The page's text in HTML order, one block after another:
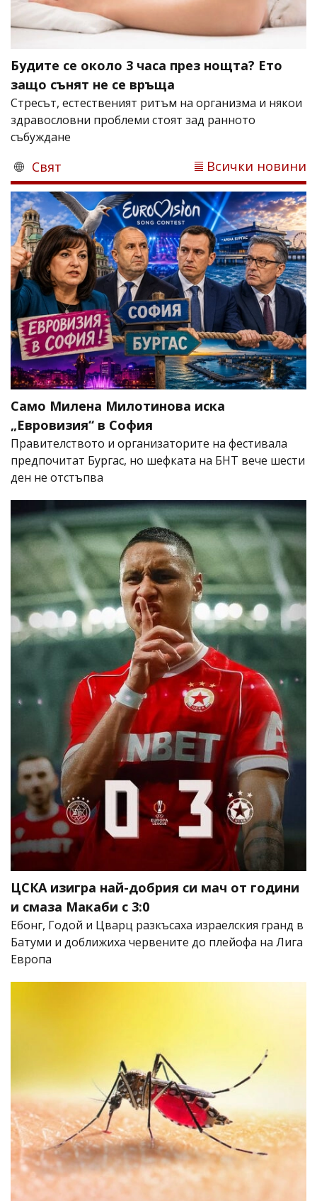
Будите се около 3 часа през нощта? Ето
защо сънят не се връща
Стресът, естественият ритъм на организма и някои
здравословни проблеми стоят зад ранното
събуждане
Свят Всички новини
Само Милена Милотинова иска
„Евровизия“ в София
Правителството и организаторите на фестивала
предпочитат Бургас, но шефката на БНТ вече шести
ден не отстъпва
ЦСКА изигра най-добрия си мач от години
и смаза Макаби с 3:0
Ебонг, Годой и Цварц разкъсаха израелския гранд в
Батуми и доближиха червените до плейофа на Лига
Европа